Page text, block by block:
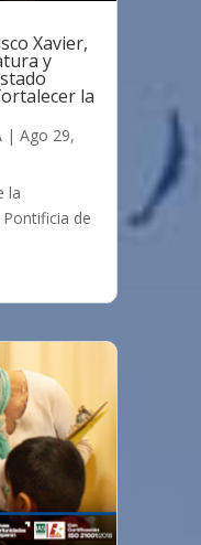
Xavier,
y
la
|Ago 29,
la
de